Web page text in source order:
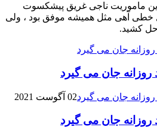
ماموریت ناجی غریق پیشکسوت
خطی آهی مثل همیشه موفق بود ، ولی
کشید.
روزانه جان می گیرد
02 آگوست 2021
روزانه جان می گیرد